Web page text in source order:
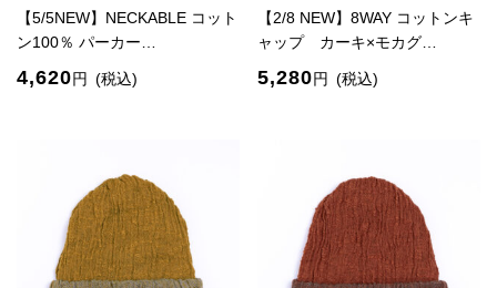
【5/5NEW】NECKABLE コット
ン100％ パーカー…
4,620円 (税込)
【2/8 NEW】8WAY コットンキ
ャップ カーキ×モカグ…
5,280円 (税込)